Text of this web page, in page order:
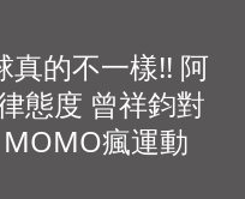
真的不一樣!! 阿
態度 曾祥鈞對
MOMO瘋運動